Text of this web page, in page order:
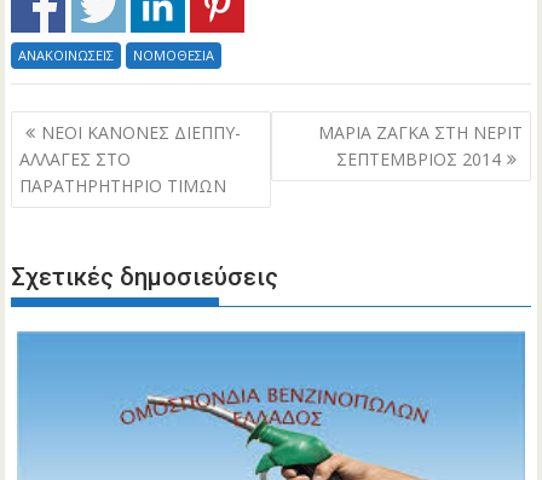
ΑΝΑΚΟΙΝΩΣΕΙΣ ΝΟΜΟΘΕΣΙΑ
Πλοήγηση
άρθρων
ΝΕΟΙ ΚΑΝΟΝΕΣ ΔΙΕΠΠΥ-
ΑΛΛΑΓΕΣ ΣΤΟ
ΠΑΡΑΤΗΡΗΤΗΡΙΟ ΤΙΜΩΝ
ΜΑΡΙΑ ΖΑΓΚΑ ΣΤΗ ΝΕΡΙΤ
ΣΕΠΤΕΜΒΡΙΟΣ 2014
Σχετικές δημοσιεύσεις